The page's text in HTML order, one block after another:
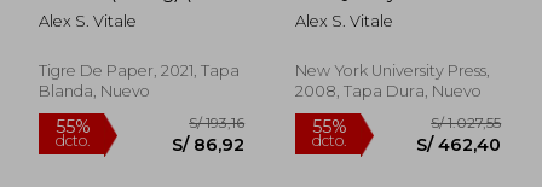
Catalán)
Alex S. Vitale
Tigre De Paper, 2021, Tapa
Blanda, Nuevo
Campaign
Transformed new
Inglés)
Alex S. Vitale
New York University Press,
2008, Tapa Dura, Nuevo